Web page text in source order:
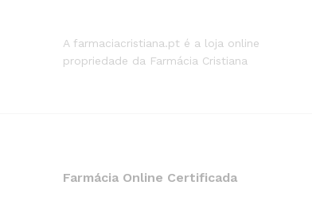
A farmaciacristiana.pt é a loja online
propriedade da Farmácia Cristiana
Farmácia Online Certificada